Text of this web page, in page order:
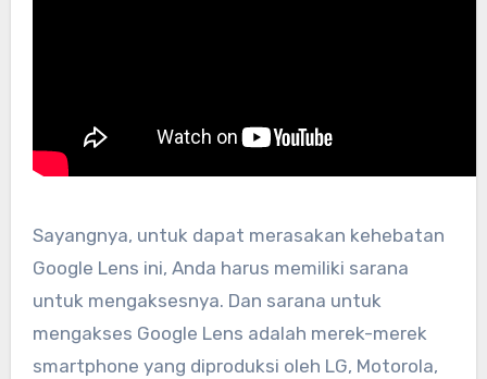
Sayangnya, untuk dapat merasakan kehebatan
Google Lens ini, Anda harus memiliki sarana
untuk mengaksesnya. Dan sarana untuk
mengakses Google Lens adalah merek-merek
smartphone yang diproduksi oleh LG, Motorola,